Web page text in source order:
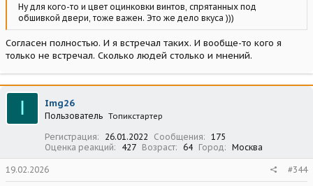
Ну для кого-то и цвет оцинковки винтов, спрятанных под
обшивкой двери, тоже важен. Это же дело вкуса )))
Согласен полностью. И я встречал таких. И вообще-то кого я
только не встречал. Сколько людей столько и мнений.
I Img26
Пользователь Топикстартер
Регистрация 26.01.2022 Сообщения
175
Оценка реакций
427 Возраст 64 Город Москва
19.02.2026 #344